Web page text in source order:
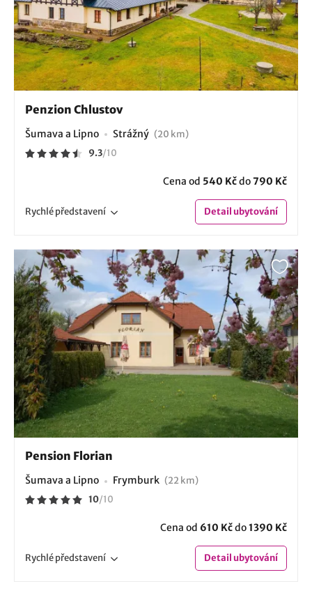
Penzion Chlustov
Šumava a Lipno Strážný (20 km)
9.3/10
Cena od 540 Kčdo790 Kč
Rychlépředstavení Detailubytování
Pension Florian
Šumava a Lipno Frymburk (22 km)
10/10
Cena od 610 Kčdo1390 Kč
Rychlépředstavení Detailubytování